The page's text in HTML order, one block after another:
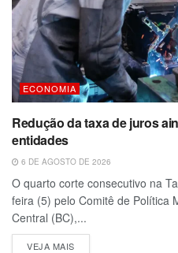
ECONOMIA
Redução da taxa de juros
entidades
6 DE AGOSTO DE 2026
O quarto corte consecutivo na
feira (5) pelo Comitê de Política
Central (BC),...
VEJA MAIS